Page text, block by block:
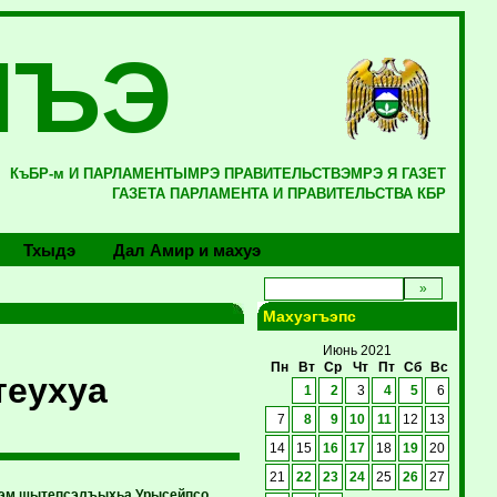
КъБР-м И ПАРЛАМЕНТЫМРЭ ПРАВИТЕЛЬСТВЭМРЭ Я ГАЗЕТ
ГАЗЕТА ПАРЛАМЕНТА И ПРАВИТЕЛЬСТВА КБР
Тхыдэ Дал Амир и махуэ
Махуэгъэпс
Июнь 2021
Пн
Вт Ср Чт Пт Сб
Вс
1
2 3 4 5 6
7 8 9 10 11 12 13
14 15 16 17 18 19 20
21 22 23 24 25 26 27